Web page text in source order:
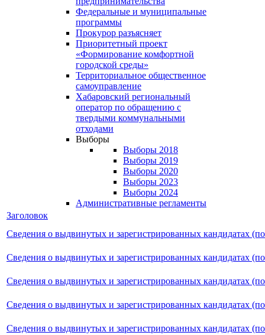
Федеральные и муниципальные
программы
Прокурор разъясняет
Приоритетный проект
«Формирование комфортной
городской среды»
Территориальное общественное
самоуправление
Хабаровский региональный
оператор по обращению с
твердыми коммунальными
отходами
Выборы
Выборы 2018
Выборы 2019
Выборы 2020
Выборы 2023
Выборы 2024
Административные регламенты
Заголовок
Сведения о выдвинутых и зарегистрированных кандидатах
Сведения о выдвинутых и зарегистрированных кандидатах
Сведения о выдвинутых и зарегистрированных кандидатах
Сведения о выдвинутых и зарегистрированных кандидатах
Сведения о выдвинутых и зарегистрированных кандидатах